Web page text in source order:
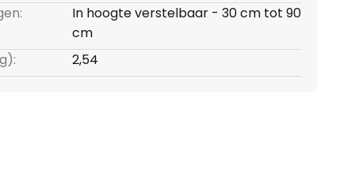
In hoogte verstelbaar - 30 cm tot 90
cm
2,54